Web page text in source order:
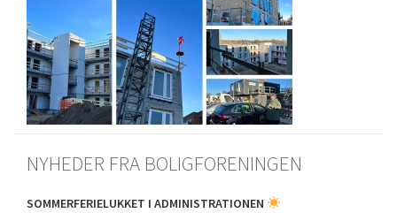
NYHEDER FRA BOLIGFORENINGEN
SOMMERFERIELUKKET I ADMINISTRATIONEN